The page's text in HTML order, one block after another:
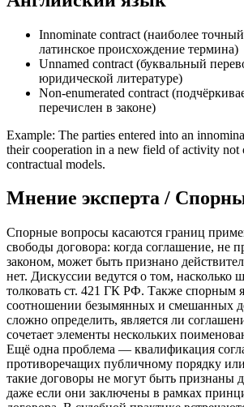
Innominate contract (наиболее
латинское происхождение термина)
Unnamed contract (буквальный
юридической литературе)
Non-enumerated contract
перечислен в законе)
Example: The parties entered into an
their cooperation in a new field of activity not
contractual models.
Мнение эксперта /
Спорные вопросы касаются границ
свободы договора: когда соглашение, не
законом, может быть признано
нет. Дискуссии ведутся о том, насколько
толковать ст. 421 ГК РФ. Также спорным
соотношении безымянных и смешанных
сложно определить, является ли
сочетает элементы нескольких
Ещё одна проблема — квалификация
противоречащих публичному порядку
такие договоры не могут быть признаны
даже если они заключены в рамках